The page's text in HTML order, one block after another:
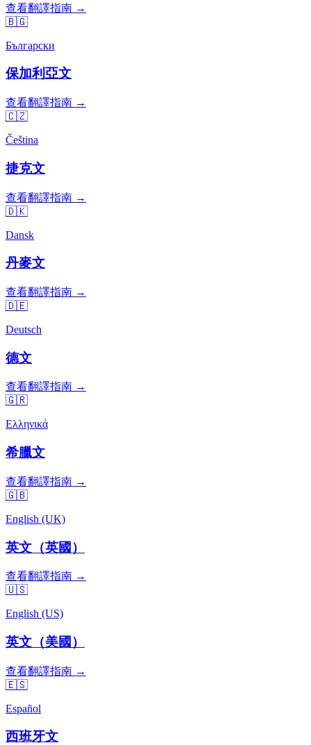
查看翻譯指南 →
🇧🇬
Български
保加利亞文
查看翻譯指南 →
🇨🇿
Čeština
捷克文
查看翻譯指南 →
🇩🇰
Dansk
丹麥文
查看翻譯指南 →
🇩🇪
Deutsch
德文
查看翻譯指南 →
🇬🇷
Ελληνικά
希臘文
查看翻譯指南 →
🇬🇧
English (UK)
英文（英國）
查看翻譯指南 →
🇺🇸
English (US)
英文（美國）
查看翻譯指南 →
🇪🇸
Español
西班牙文